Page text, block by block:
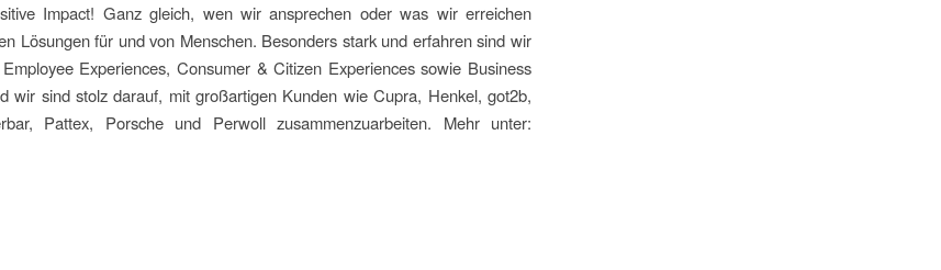
Impact! Ganz gleich, wen wir ansprechen oder was wir erreichen
Lösungen für und von Menschen. Besonders stark und erfahren sind wir
Experiences, Consumer & Citizen Experiences sowie Business
wir sind stolz darauf, mit großartigen Kunden wie Cupra, Henkel, got2b,
Pattex, Porsche und Perwoll zusammenzuarbeiten. Mehr unter: